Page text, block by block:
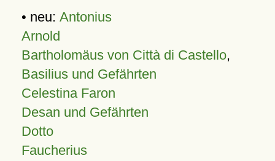
• neu: Antonius
Arnold
Bartholomäus von Città di Castello,
Basilius und Gefährten
Celestina Faron
Desan und Gefährten
Dotto
Faucherius